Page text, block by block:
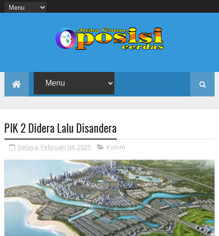
PIK 2 Didera Lalu Disandera
Selasa, Februari 04, 2025 Kolom